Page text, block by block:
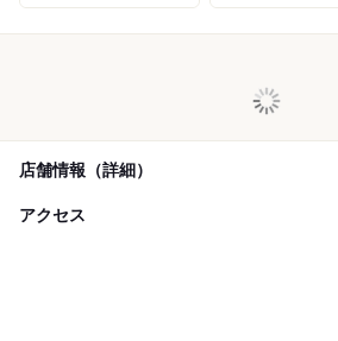
店舗情報（詳細）
アクセス